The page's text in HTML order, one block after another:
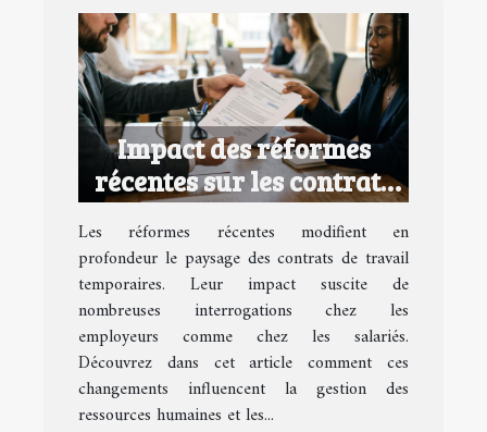
Impact des réformes
récentes sur les contrats
de travail temporaires
Les réformes récentes modifient en
profondeur le paysage des contrats de travail
temporaires. Leur impact suscite de
nombreuses interrogations chez les
employeurs comme chez les salariés.
Découvrez dans cet article comment ces
changements influencent la gestion des
ressources humaines et les...